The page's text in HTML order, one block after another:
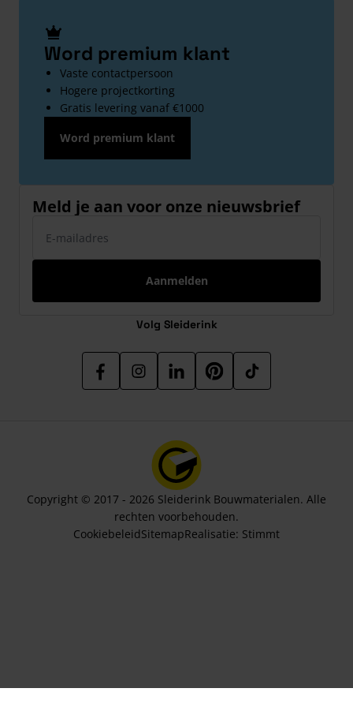
Word premium klant
Vaste contactpersoon
Hogere projectkorting
Gratis levering vanaf €1000
Word premium klant
Meld je aan voor onze nieuwsbrief
Aanmelden
Volg Sleiderink
Copyright © 2017 - 2026 Sleiderink Bouwmaterialen. Alle
rechten voorbehouden.
CookiebeleidSitemapRealisatie: Stimmt